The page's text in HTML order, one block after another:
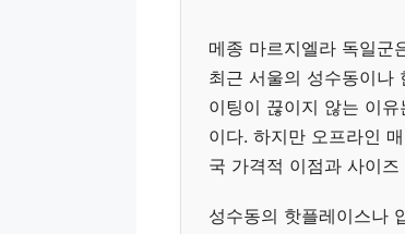
메종 마르지엘라 독일군
최근 서울의 성수동이나
이팅이 끊이지 않는 이유
이다. 하지만 오프라인
국 가격적 이점과 사이
성수동의 핫플레이스나